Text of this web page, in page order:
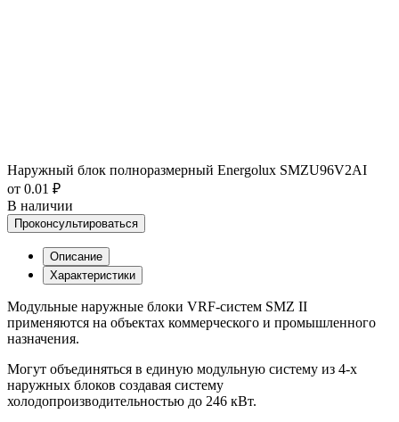
Наружный блок полноразмерный Energolux SMZU96V2AI
от 0.01 ₽
В наличии
Проконсультироваться
Описание
Характеристики
Модульные наружные блоки VRF-систем SMZ II
применяются на объектах коммерческого и промышленного
назначения.
Могут объединяться в единую модульную систему из 4-х
наружных блоков создавая систему
холодопроизводительностью до 246 кВт.